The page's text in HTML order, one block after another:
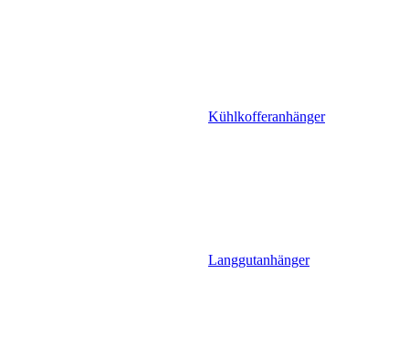
Kühlkofferanhänger
Langgutanhänger